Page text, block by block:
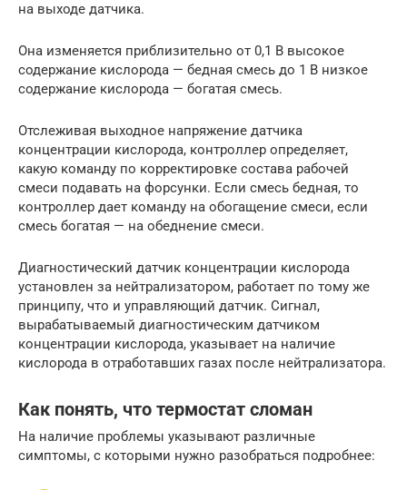
на выходе датчика.
Она изменяется приблизительно от 0,1 В высокое
содержание кислорода — бедная смесь до 1 В низкое
содержание кислорода — богатая смесь.
Отслеживая выходное напряжение датчика
концентрации кислорода, контроллер определяет,
какую команду по корректировке состава рабочей
смеси подавать на форсунки. Если смесь бедная, то
контроллер дает команду на обогащение смеси, если
смесь богатая — на обеднение смеси.
Диагностический датчик концентрации кислорода
установлен за нейтрализатором, работает по тому же
принципу, что и управляющий датчик. Сигнал,
вырабатываемый диагностическим датчиком
концентрации кислорода, указывает на наличие
кислорода в отработавших газах после нейтрализатора.
Как понять, что термостат сломан
На наличие проблемы указывают различные
симптомы, с которыми нужно разобраться подробнее: